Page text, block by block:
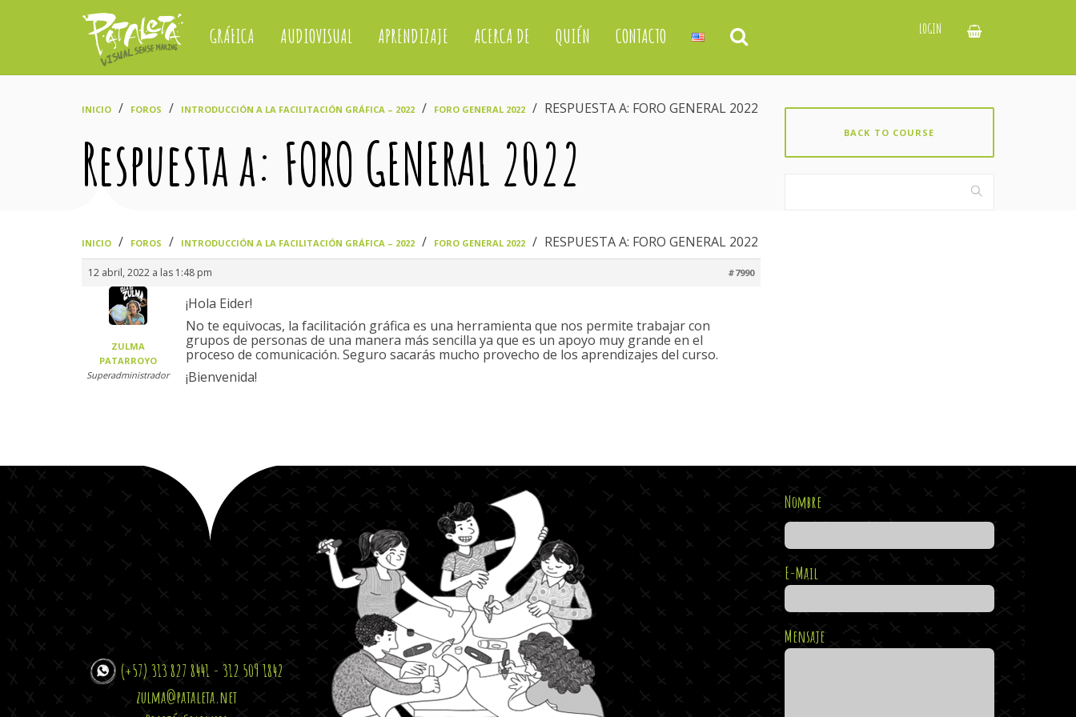
GRÁFICA AUDIOVISUAL APRENDIZAJE ACERCA DE QUIÉN CONTACTO LOGIN
INICIO FOROS INTRODUCCIÓN A LA FACILITACIÓN GRÁFICA – 2022 FORO GENERAL 2022 RESPUESTA A: FORO GENERAL 2022
Respuesta a: FORO GENERAL 2022 BACK TO COURSE
INICIO FOROS INTRODUCCIÓN A LA FACILITACIÓN GRÁFICA – 2022 FORO GENERAL 2022 RESPUESTA A: FORO GENERAL 2022
12 abril, 2022 a las 1:48 pm #7990
ZULMA
PATARROYO
Superadministrador
¡Hola Eider!
No te equivocas, la facilitación gráfica es una herramienta que nos permite trabajar con
grupos de personas de una manera más sencilla ya que es un apoyo muy grande en el
proceso de comunicación. Seguro sacarás mucho provecho de los aprendizajes del curso.
¡Bienvenida!
(+57) 313 827 8441 - 312 509 1842
zulma@pataleta.net
Nombre
E-Mail
Mensaje